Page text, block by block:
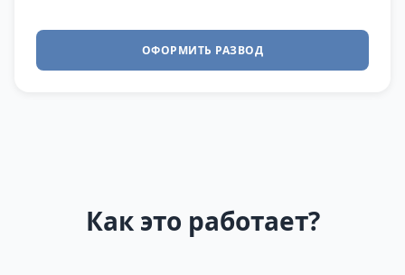
ОФОРМИТЬ РАЗВОД
Как это работает?